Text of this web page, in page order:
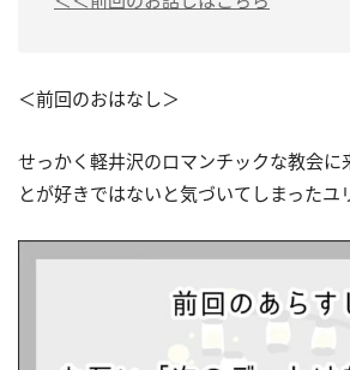
＜前回のおはなし＞
せっかく軽井沢のロマンチックな教会に
とが好きではないと気づいてしまったユ